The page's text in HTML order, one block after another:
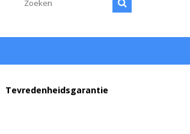
Tevredenheidsgarantie